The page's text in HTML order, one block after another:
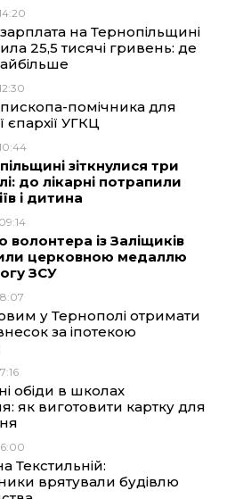
a
m
на Тернопільщині
25,5 тисячі гривень: де
помічника для
єпархії УГКЦ
зіткнулися три
до лікарні потрапили
і дитина
волонтера із Заліщиків
церковною медаллю
ЗСУ
у Тернополі отримати
за іпотекою
обіди в школах
як виготовити картку для
Текстильній:
врятували будівлю